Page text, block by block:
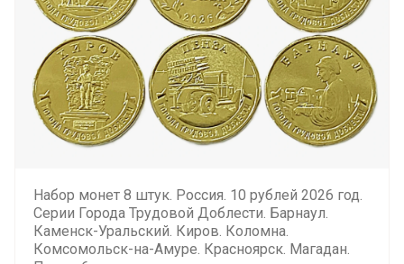
Набор монет 8 штук. Россия. 10 рублей 2026 год.
Серии Города Трудовой Доблести. Барнаул.
Каменск-Уральский. Киров. Коломна.
Комсомольск-на-Амуре. Красноярск. Магадан.